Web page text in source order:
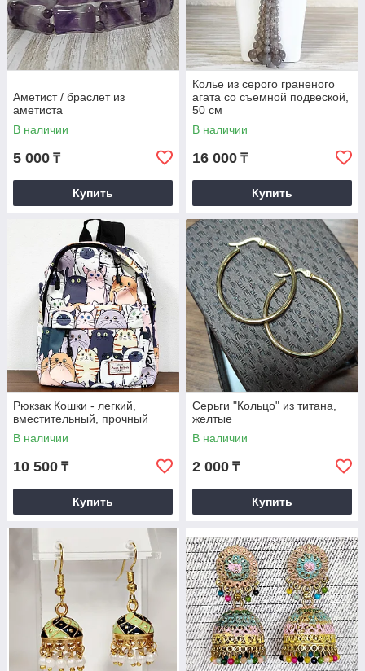
Аметист / браслет из
аметиста
В наличии
5 000 ₸
Купить
Колье из серого граненого
агата со съемной подвеской,
50 см
В наличии
16 000 ₸
Купить
Рюкзак Кошки - легкий,
вместительный, прочный
В наличии
10 500 ₸
Купить
Серьги "Кольцо" из титана,
желтые
В наличии
2 000 ₸
Купить